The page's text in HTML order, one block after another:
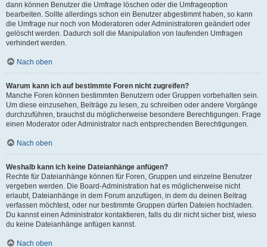
dann können Benutzer die Umfrage löschen oder die Umfrageoption
bearbeiten. Sollte allerdings schon ein Benutzer abgestimmt haben, so kann
die Umfrage nur noch von Moderatoren oder Administratoren geändert oder
gelöscht werden. Dadurch soll die Manipulation von laufenden Umfragen
verhindert werden.
Nach oben
Warum kann ich auf bestimmte Foren nicht zugreifen?
Manche Foren können bestimmten Benutzern oder Gruppen vorbehalten sein.
Um diese einzusehen, Beiträge zu lesen, zu schreiben oder andere Vorgänge
durchzuführen, brauchst du möglicherweise besondere Berechtigungen. Frage
einen Moderator oder Administrator nach entsprechenden Berechtigungen.
Nach oben
Weshalb kann ich keine Dateianhänge anfügen?
Rechte für Dateianhänge können für Foren, Gruppen und einzelne Benutzer
vergeben werden. Die Board-Administration hat es möglicherweise nicht
erlaubt, Dateianhänge in dem Forum anzufügen, in dem du deinen Beitrag
verfassen möchtest, oder nur bestimmte Gruppen dürfen Dateien hochladen.
Du kannst einen Administrator kontaktieren, falls du dir nicht sicher bist, wieso
du keine Dateianhänge anfügen kannst.
Nach oben